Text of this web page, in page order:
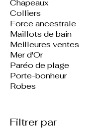
Chapeaux
Colliers
Force ancestrale
Maillots de bain
Meilleures ventes
Mer d'Or
Paréo de plage
Porte-bonheur
Robes
Filtrer par